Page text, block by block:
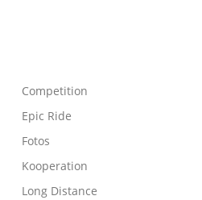
Competition
Epic Ride
Fotos
Kooperation
Long Distance